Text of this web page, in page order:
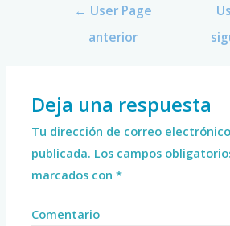
← User Page
anterior
Deja una respuesta
Tu dirección de correo
publicada. Los campos
marcados con*
Comentario